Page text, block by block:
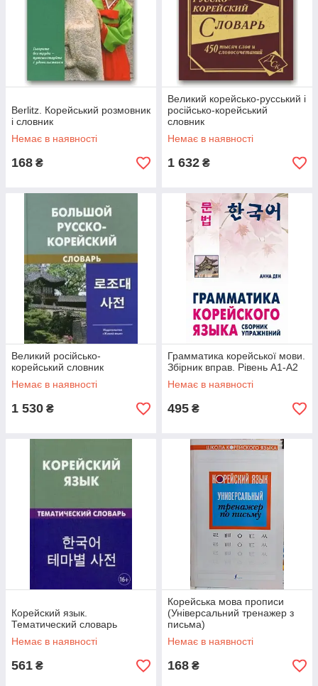
Berlitz. Корейський розмовник
і словник
Немає в наявності
168 ₴
Великий корейсько-русський і
російсько-корейський
словник
Немає в наявності
1 632 ₴
Великий російсько-
корейський словник
Немає в наявності
1 530 ₴
Грамматика корейської мови.
Збірник вправ. Рівень А1-А2
Немає в наявності
495 ₴
Корейский язык.
Тематический словарь
Немає в наявності
561 ₴
Корейська мова прописи
(Універсальний тренажер з
письма)
Немає в наявності
168 ₴